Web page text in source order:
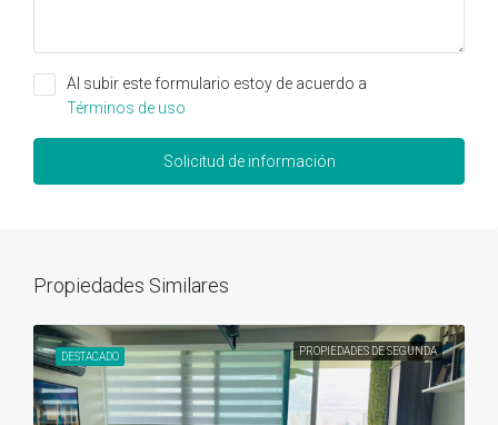
Al subir este formulario estoy de acuerdo a
Términos de uso
Solicitud de información
Propiedades Similares
DESTACADO PROPIEDADES DE SEGUNDA